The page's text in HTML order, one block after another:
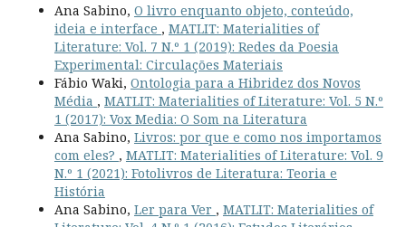
Ana Sabino, O livro enquanto objeto, conteúdo,
ideia e interface , MATLIT: Materialities of
Literature: Vol. 7 N.º 1 (2019): Redes da Poesia
Experimental: Circulações Materiais
Fábio Waki, Ontologia para a Hibridez dos Novos
Média , MATLIT: Materialities of Literature: Vol. 5 N.º
1 (2017): Vox Media: O Som na Literatura
Ana Sabino, Livros: por que e como nos importamos
com eles? , MATLIT: Materialities of Literature: Vol. 9
N.º 1 (2021): Fotolivros de Literatura: Teoria e
História
Ana Sabino, Ler para Ver , MATLIT: Materialities of